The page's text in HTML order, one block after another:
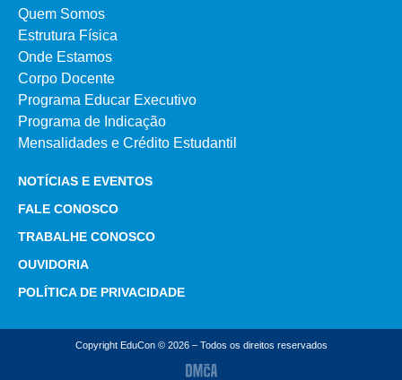
Quem Somos
Estrutura Física
Onde Estamos
Corpo Docente
Programa Educar Executivo
Programa de Indicação
Mensalidades e Crédito Estudantil
NOTÍCIAS E EVENTOS
FALE CONOSCO
TRABALHE CONOSCO
OUVIDORIA
POLÍTICA DE PRIVACIDADE
Copyright EduCon © 2026 – Todos os direitos reservados